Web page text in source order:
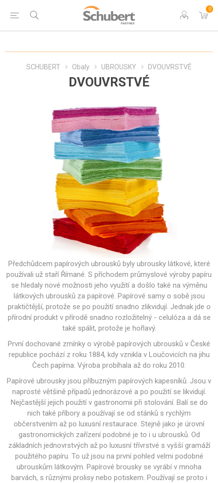
0
SCHUBERT Obaly UBROUSKY DVOUVRSTVÉ
DVOUVRSTVÉ
Předchůdcem papírových ubrousků byly ubrousky látkové, které
používali už staří Římané. S příchodem průmyslové výroby papíru
se hledaly nové možnosti jeho využití a došlo také na výměnu
látkových ubrousků za papírové. Papírové samy o sobě jsou
praktičtější, protože se po použití snadno zlikvidují. Jednak jde o
přírodní produkt v přírodě snadno rozložitelný - celulóza a dá se
také spálit, protože je hořlavý.
První dochované zmínky o výrobě papírových ubrousků v České
republice pochází z roku 1884, kdy vznikla v Loučovicích na jihu
Čech papírna. Výroba probíhala až do roku 2010.
Papírové ubrousky jsou příbuzným papírových kapesníků. Jsou v
naprosté většině případů jednorázové a po použití se likvidují.
Nejčastější jejich použití v gastronomii při stolování. Balí se do
nich také příbory a používají se od stánků s rychlým
občerstvením až po luxusní restaurace. Stejně jako je úrovní
gastronomických zařízení podobné je to i u ubrousků. Od
základních jednovrstvých až po luxusní třívrstvé s vyšší gramáží
použitého papíru. To už jsou na první pohled velmi podobné
ubrouskům látkovým. Papírové brousky se vyrábí v mnoha
barvách, s různými prolisy nebo potiskem. Používají se proto i